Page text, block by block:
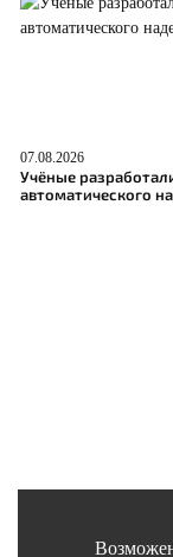
07.08.2026
Учёные
автоматического